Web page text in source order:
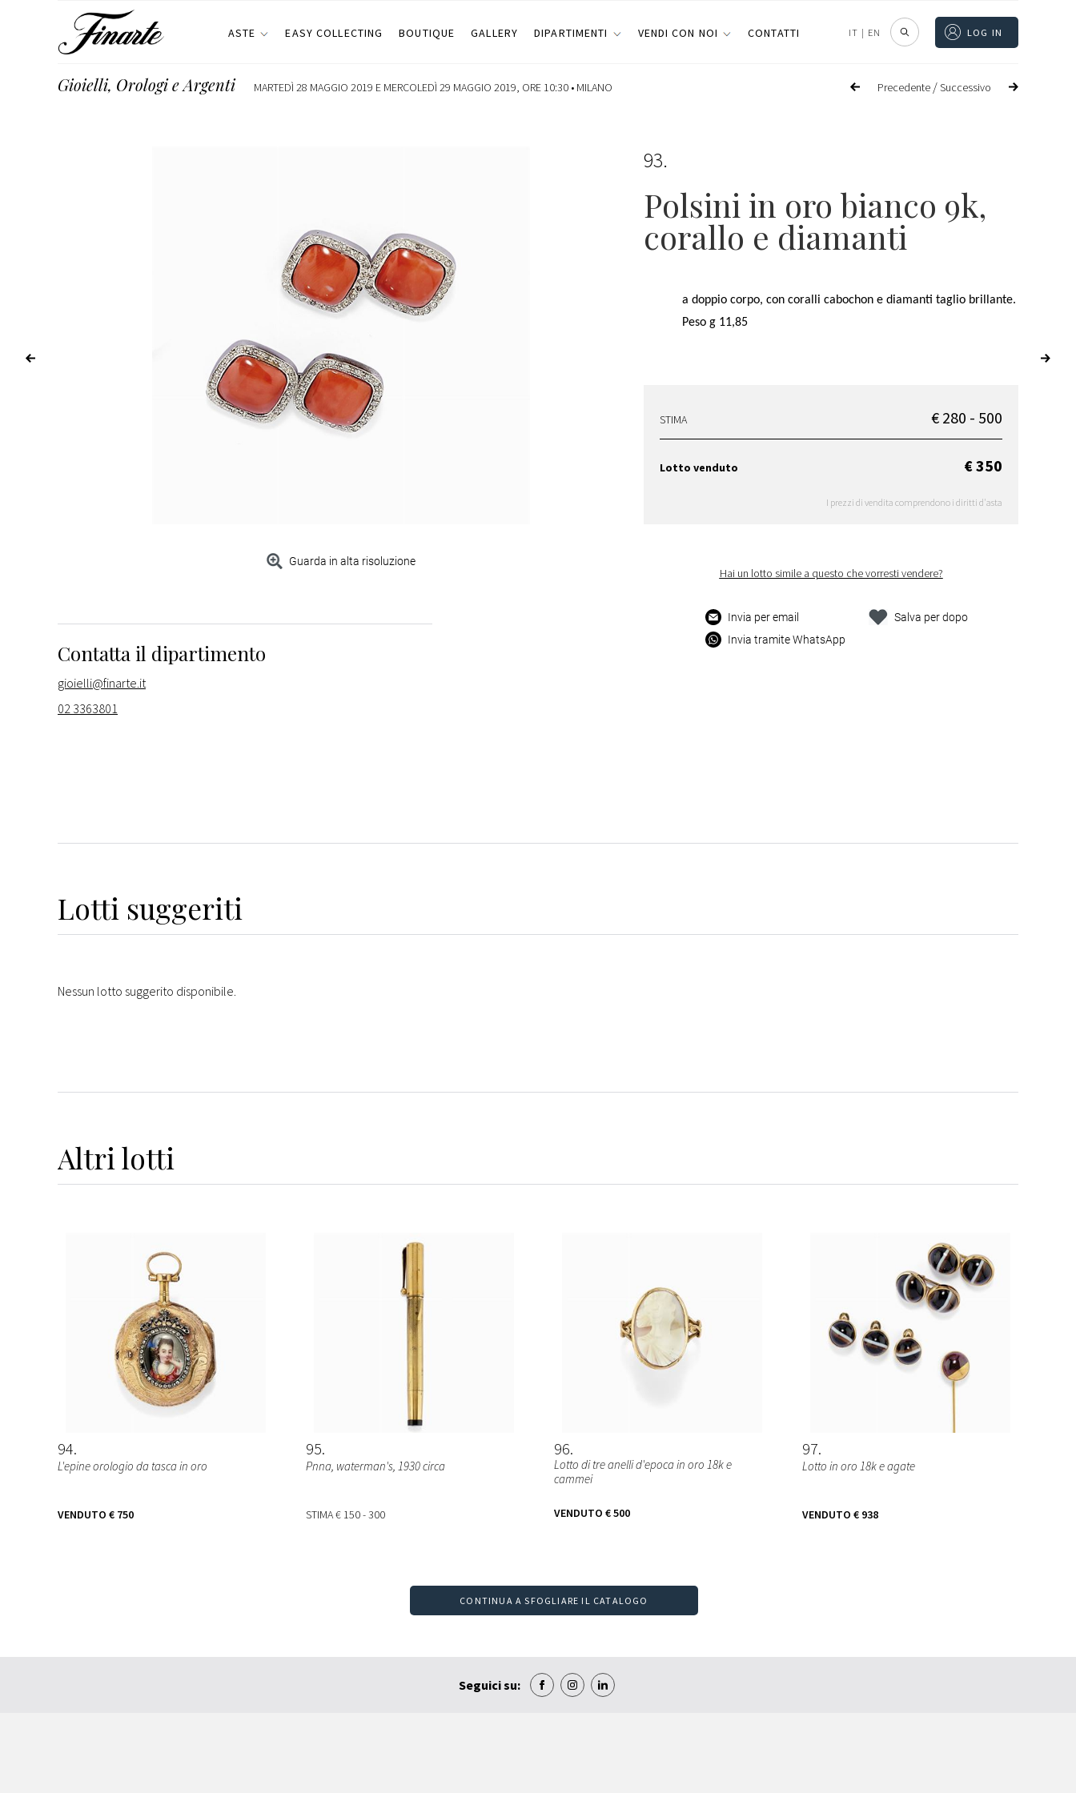
ASTE EASY COLLECTING BOUTIQUE GALLERY DIPARTIMENTI VENDI CON NOI CONTATTI IT | EN LOG IN
Precedente /Successivo
Gioielli, Orologi e Argenti MARTEDÌ 28 MAGGIO 2019 E MERCOLEDÌ 29 MAGGIO 2019, ORE 10:30 • MILANO
Guarda in alta risoluzione
93
Polsini in oro bianco 9k,
corallo e diamanti
a doppio corpo, con coralli cabochon e diamanti taglio brillante.
Peso g 11,85
STIMA € 280 - 500
Lotto venduto € 350
I prezzi di vendita comprendono i diritti d'asta
Hai un lotto simile a questo che vorresti vendere?
Invia per email
Invia tramite WhatsApp
Salva per dopo
Contatta il dipartimento
gioielli@finarte.it
02 3363801
Lotti suggeriti
Nessun lotto suggerito disponibile.
Altri lotti
94
L'epine orologio da tasca in oro
VENDUTO € 750
95
Pnna, waterman's, 1930 circa
STIMA€ 150 - 300
96
Lotto di tre anelli d'epoca in oro 18k e
cammei
VENDUTO € 500
97
Lotto in oro 18k e agate
VENDUTO € 938
CONTINUA A SFOGLIARE IL CATALOGO
Seguici su: